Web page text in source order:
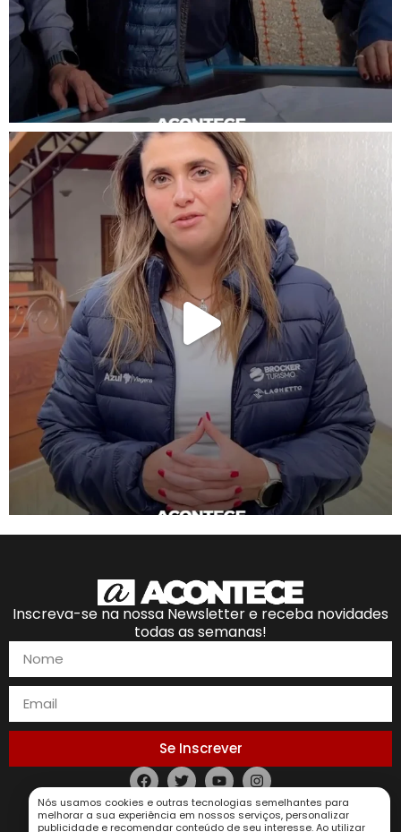
Inscreva-se na nossa Newsletter e receba novidades
todas as semanas!
Se Inscrever
Política de Privacidade
Nós usamos cookies e outras tecnologias semelhantes para
melhorar a sua experiência em nossos serviços, personalizar
publicidade e recomendar conteúdo de seu interesse. Ao utilizar